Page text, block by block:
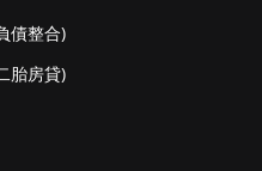
債整合)
胎房貸)